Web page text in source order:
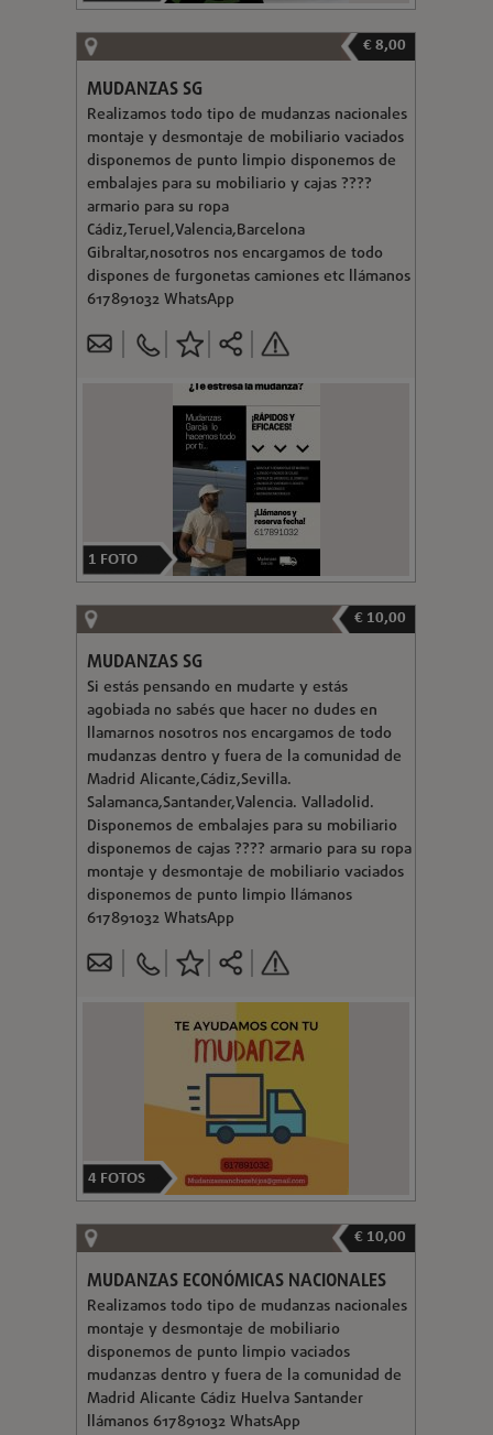
€ 8,00
MUDANZAS SG
Realizamos todo tipo de mudanzas nacionales
montaje y desmontaje de mobiliario vaciados
disponemos de punto limpio disponemos de
embalajes para su mobiliario y cajas ????
armario para su ropa
Cádiz,Teruel,Valencia,Barcelona
Gibraltar,nosotros nos encargamos de todo
dispones de furgonetas camiones etc llámanos
617891032 WhatsApp
1 FOTO
€ 10,00
MUDANZAS SG
Si estás pensando en mudarte y estás
agobiada no sabés que hacer no dudes en
llamarnos nosotros nos encargamos de todo
mudanzas dentro y fuera de la comunidad de
Madrid Alicante,Cádiz,Sevilla.
Salamanca,Santander,Valencia. Valladolid.
Disponemos de embalajes para su mobiliario
disponemos de cajas ???? armario para su ropa
montaje y desmontaje de mobiliario vaciados
disponemos de punto limpio llámanos
617891032 WhatsApp
4 FOTOS
€ 10,00
MUDANZAS ECONÓMICAS NACIONALES
Realizamos todo tipo de mudanzas nacionales
montaje y desmontaje de mobiliario
disponemos de punto limpio vaciados
mudanzas dentro y fuera de la comunidad de
Madrid Alicante Cádiz Huelva Santander
llámanos 617891032 WhatsApp